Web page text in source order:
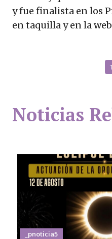
y fue finalista en los
en taquilla y en la
Noticias
_pnoticia5